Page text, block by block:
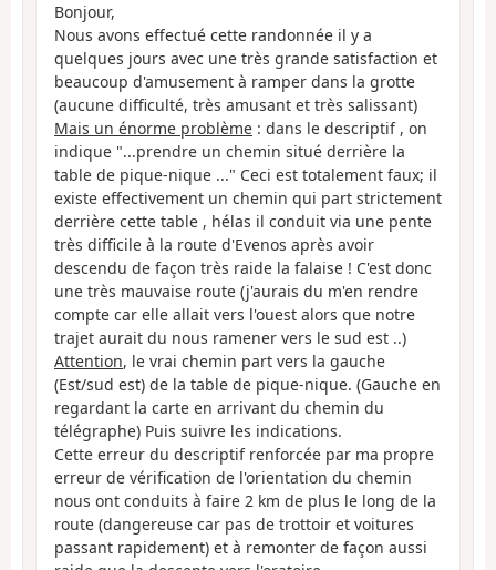
Bonjour,
Nous avons effectué cette randonnée il y a
quelques jours avec une très grande satisfaction et
beaucoup d'amusement à ramper dans la grotte
(aucune difficulté, très amusant et très salissant)
Mais un énorme problème : dans le descriptif , on
indique "...prendre un chemin situé derrière la
table de pique-nique ..." Ceci est totalement faux; il
existe effectivement un chemin qui part strictement
derrière cette table , hélas il conduit via une pente
très difficile à la route d'Evenos après avoir
descendu de façon très raide la falaise ! C'est donc
une très mauvaise route (j'aurais du m'en rendre
compte car elle allait vers l'ouest alors que notre
trajet aurait du nous ramener vers le sud est ..)
Attention, le vrai chemin part vers la gauche
(Est/sud est) de la table de pique-nique. (Gauche en
regardant la carte en arrivant du chemin du
télégraphe) Puis suivre les indications.
Cette erreur du descriptif renforcée par ma propre
erreur de vérification de l'orientation du chemin
nous ont conduits à faire 2 km de plus le long de la
route (dangereuse car pas de trottoir et voitures
passant rapidement) et à remonter de façon aussi